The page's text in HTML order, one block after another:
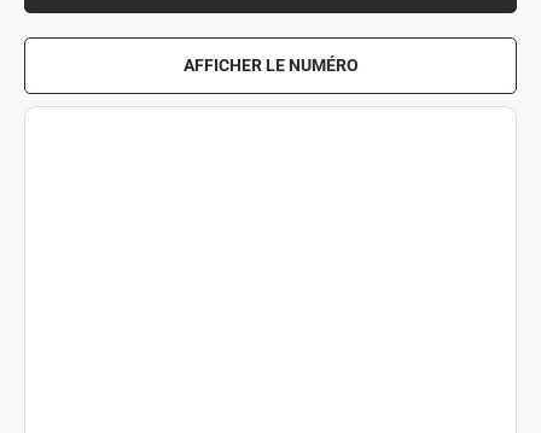
AFFICHER LE NUMÉRO